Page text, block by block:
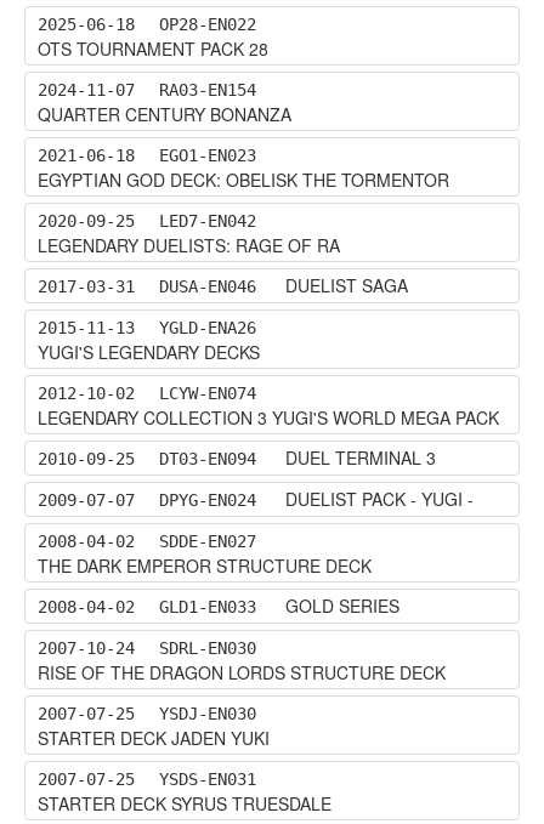
2025-06-18 OP28-EN022
OTS TOURNAMENT PACK 28
2024-11-07 RA03-EN154
QUARTER CENTURY BONANZA
2021-06-18 EGO1-EN023
EGYPTIAN GOD DECK: OBELISK THE TORMENTOR
2020-09-25 LED7-EN042
LEGENDARY DUELISTS: RAGE OF RA
2017-03-31 DUSA-EN046 DUELIST SAGA
2015-11-13 YGLD-ENA26
YUGI'S LEGENDARY DECKS
2012-10-02 LCYW-EN074
LEGENDARY COLLECTION 3 YUGI'S WORLD MEGA PACK
2010-09-25 DT03-EN094 DUEL TERMINAL 3
2009-07-07 DPYG-EN024 DUELIST PACK - YUGI -
2008-04-02 SDDE-EN027
THE DARK EMPEROR STRUCTURE DECK
2008-04-02 GLD1-EN033 GOLD SERIES
2007-10-24 SDRL-EN030
RISE OF THE DRAGON LORDS STRUCTURE DECK
2007-07-25 YSDJ-EN030
STARTER DECK JADEN YUKI
2007-07-25 YSDS-EN031
STARTER DECK SYRUS TRUESDALE